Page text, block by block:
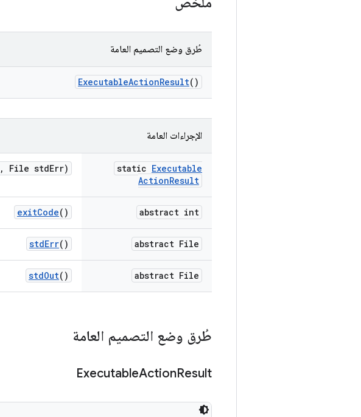
طُرق وضع التصميم العامة
ExecutableActionResult()
الإجراءات العامة
static Executable
ActionResult
, File stdErr)
abstract int
exitCode()
abstract File
stdErr()
abstract File
stdOut()
طُرق وضع التصميم العامة
ExecutableActionResult